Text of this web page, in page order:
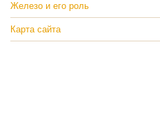
Железо и его роль
Карта сайта